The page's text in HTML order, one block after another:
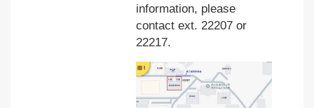
information, please
contact ext. 22207 or
22217.